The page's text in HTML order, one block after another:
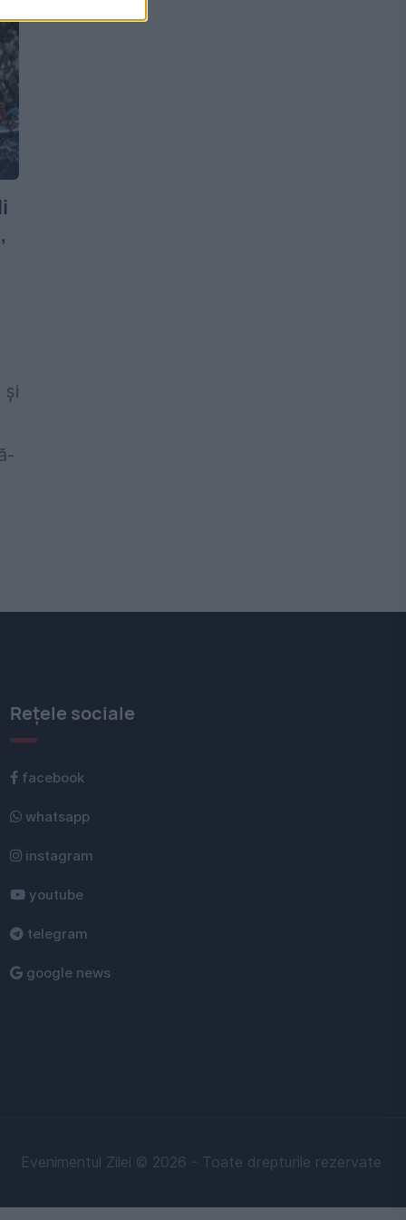
şi
Rețele sociale
facebook
whatsapp
instagram
youtube
telegram
google news
Evenimentul Zilei © 2026 - Toate drepturile rezervate